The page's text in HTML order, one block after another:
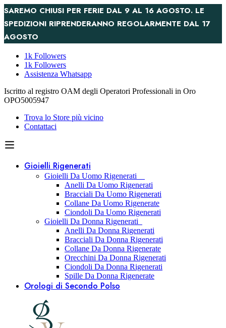
SAREMO CHIUSI PER FERIE DAL 9 AL 16 AGOSTO. LE
SPEDIZIONI RIPRENDERANNO REGOLARMENTE DAL 17
AGOSTO
1k Followers
1k Followers
Assistenza Whatsapp
Iscritto al registro OAM degli Operatori Professionali in Oro
OPO5005947
Trova lo Store più vicino
Contattaci
Gioielli Rigenerati
Gioielli Da Uomo Rigenerati
Anelli Da Uomo Rigenerati
Bracciali Da Uomo Rigenerati
Collane Da Uomo Rigenerate
Ciondoli Da Uomo Rigenerati
Gioielli Da Donna Rigenerati
Anelli Da Donna Rigenerati
Bracciali Da Donna Rigenerati
Collane Da Donna Rigenerate
Orecchini Da Donna Rigenerati
Ciondoli Da Donna Rigenerati
Spille Da Donna Rigenerate
Orologi di Secondo Polso